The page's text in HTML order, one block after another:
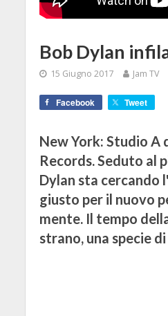
Bob Dylan
15 Giugno 2017 Jam TV
Facebook Tweet
New York: Studio A
Records. Seduto al
Dylan sta cercando
giusto per il nuovo
mente. Il tempo
strano, una specie